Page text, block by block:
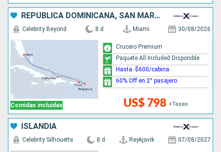
REPÚBLICA DOMINICANA, SAN MARTÍN, ESTADOS UNIDOS
Comidas incluidas
Celebrity Beyond 8 d Miami 30/08/2026
US$ 798 +Tasas
Crucero Premium
Paquete All Included Disponible
Hasta -$600/cabina
60% Off en 2° pasajero
ISLANDIA
Celebrity Silhouette 8 d Reykjavik 07/08/2027